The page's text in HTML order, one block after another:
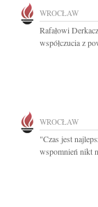
WROCŁAW
Rafałowi
współczucia z
WROCŁAW
"Czas jest
wspomnień nikt